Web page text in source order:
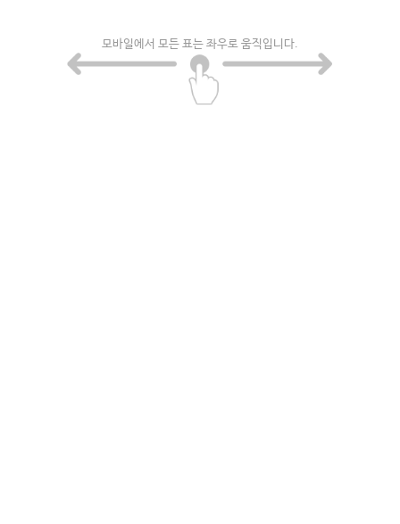
모바일에서 모든 표는 좌우로 움직입니다.